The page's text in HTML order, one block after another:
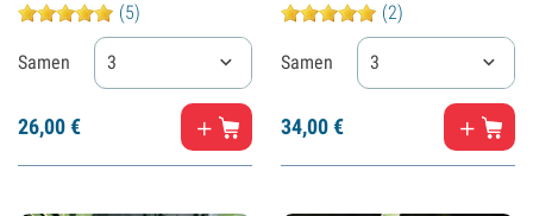
(5)
Samen 3
26,00€
(2)
Samen 3
34,00€